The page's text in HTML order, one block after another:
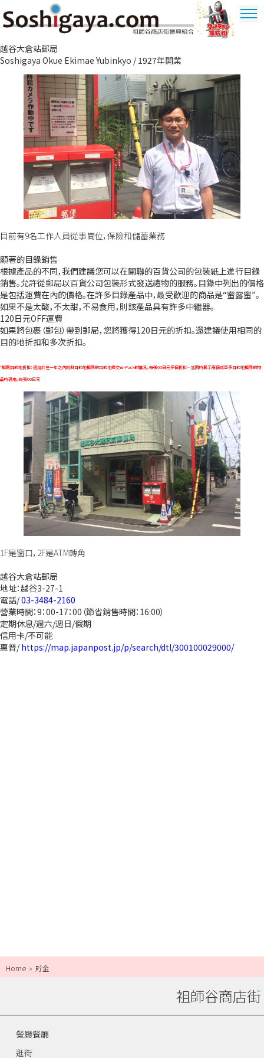
祖師谷商店街
越谷大倉站郵局
Soshigaya Okue Ekimae Yubinkyo / 1927年開業
目前有9名工作人員從事崗位，保險和儲蓄業務
顯著的目錄銷售
根據產品的不同，我們建議您可以在關聯的百貨公司的包裝紙上進行目錄
銷售。允許從郵局以百貨公司包裝形式發送禮物的服務。目錄中列出的價格
是包括運費在內的價格。在許多目錄產品中，最受歡迎的商品是“蜜露蜜”。
如果不是太酸，不太甜，不易食用，則該產品具有許多中繼器。
120日元OFF運費
如果將包裹（郵包）帶到郵局，您將獲得120日元的折扣。還建議使用相同的
目的地折扣和多次折扣。
*相同目的地折扣：適用於在一年之內向與目的地相同的目的地提交Yu-Pack的情況。每張60日元多個折扣…當同時展示兩個或更多目的地相同的物
品時適用。每張60日元
1F是窗口，2F是ATM轉角
越谷大倉站郵局
地址：越谷3-27-1
電話/03-3484-2160
營業時間：9：00-17：00（節省銷售時間：16:00）
定期休息/週六/週日/假期
信用卡/不可能
惠普/https://map.japanpost.jp/p/search/dtl/300100029000/
Home 貯金
祖師谷商店街
餐廳餐廳
逛街